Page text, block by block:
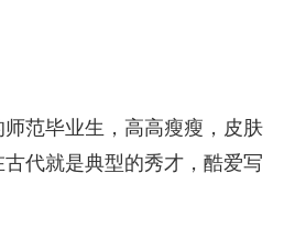
范毕业生，高高瘦瘦，皮肤
代就是典型的秀才，酷爱写